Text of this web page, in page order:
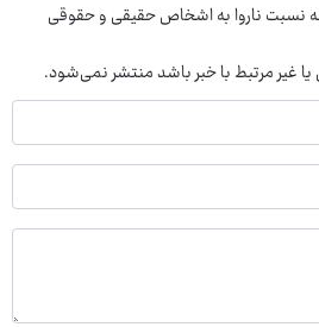
نسبت ناروا به اشخاص حقیقی و حقوقی
یا غیر مرتبط با خبر باشد منتشر نمی‌شود.